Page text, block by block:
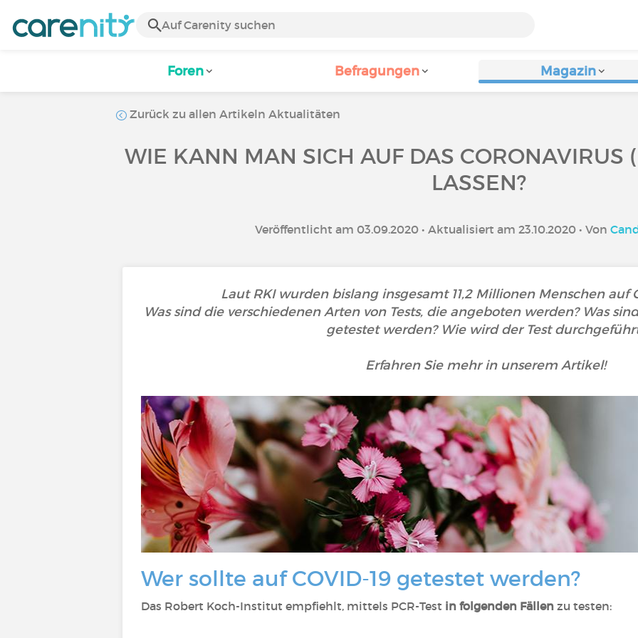
Foren Befragungen Magazin
Zurück zu allen Artikeln Aktualitäten
WIE KANN MAN SICH AUF DAS CORONAVIRUS
LASSEN?
Veröffentlicht am 03.09.2020 • Aktualisiert am 23.10.2020 • Von
Laut RKI wurden bislang insgesamt 11,2 Millionen Menschen auf
Was sind die verschiedenen Arten von Tests, die angeboten werden? Was
getestet werden? Wie wird der Test
Erfahren Sie mehr in unserem Artikel!
Wer sollte auf COVID-19 getestet werden?
Das Robert Koch-Institut empfiehlt, mittels PCR-Test in folgenden Fällen zu testen: